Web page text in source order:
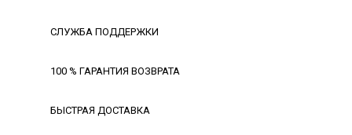
СЛУЖБА ПОДДЕРЖКИ
100 % ГАРАНТИЯ ВОЗВРАТА
БЫСТРАЯ ДОСТАВКА